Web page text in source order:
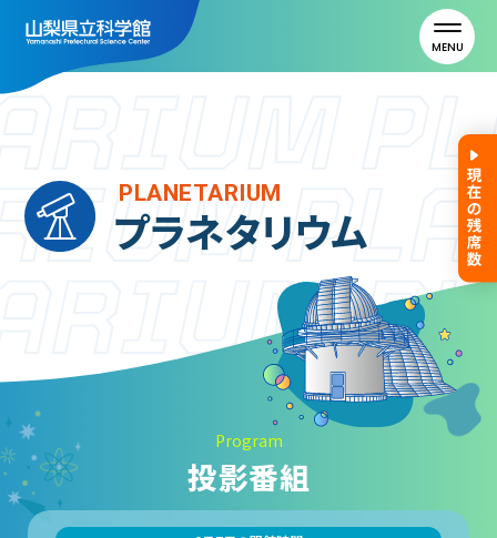
MENU
利用案内
山梨県立科学館について
PLANETARIUM
プラネタリウム
Program
投影番組